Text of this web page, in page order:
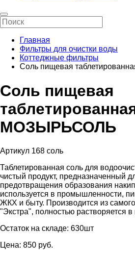
Главная
Фильтры для очистки воды
Коттеджные фильтры
Соль пищевая
Соль пищевая
МОЗЫРЬСОЛЬ
Артикул 168 соль
Таблетированная соль для
чистый продукт, предназначенный
предотвращения образования
используется в промышленности,
ЖКХ и быту. Производится из самого
"Экстра", полностью растворяется в
Остаток на складе: 630шт
Цена: 850 pуб.